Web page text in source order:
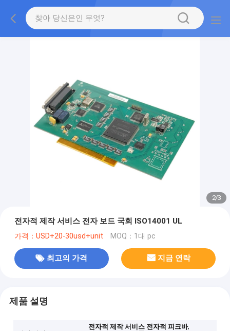
2/3
전자적 제작 서비스 전자 보드 국회 ISO14001 UL
가격：USD+20-30usd+unit MOQ：1대 pc
최고의 가격 지금 연락
제품 설명
전자적 제작 서비스 전자적 피크바,